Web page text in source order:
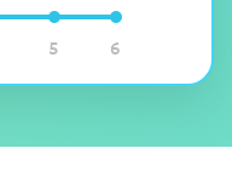
5 6